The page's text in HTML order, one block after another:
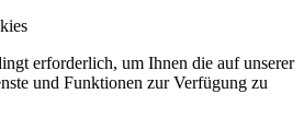
erforderlich, um Ihnen die auf unserer
und Funktionen zur Verfügung zu